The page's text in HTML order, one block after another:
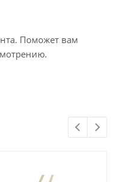
Поможет вам